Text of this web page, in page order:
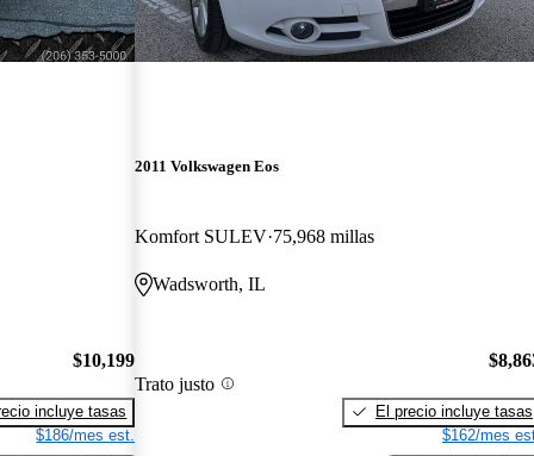
$10,199
incluye tasas
$186/mes est.
2011 Volkswagen Eos
Komfort SULEV 75,968 millas
Wadsworth, IL
Trato justo
El precio incluye tasas
$162/mes